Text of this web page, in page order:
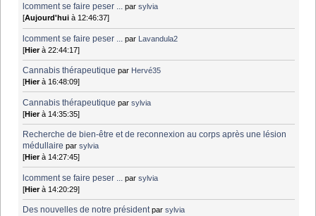
lcomment se faire peser ... parsylvia
[Aujourd'hui à 12:46:37]
lcomment se faire peser ... par Lavandula2
[Hierà 22:44:17]
Cannabis thérapeutique par Hervé35
[Hierà 16:48:09]
Cannabis thérapeutique parsylvia
[Hierà 14:35:35]
Recherche de bien-être et de reconnexion au corps après une lésion
médullaire parsylvia
[Hierà 14:27:45]
lcomment se faire peser ... parsylvia
[Hierà 14:20:29]
Des nouvelles de notre président parsylvia